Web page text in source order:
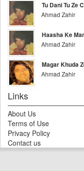
Tu Dani Tu Ze
Ahmad Zahir
Haasha Ke
Ahmad Zahir
Magar Khuda
Ahmad Zahir
Links
About Us
Terms of Use
Privacy Policy
Contact us